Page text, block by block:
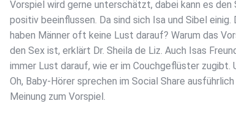
Vorspiel wird gerne unterschätzt, dabei kann es den
positiv beeinflussen. Da sind sich Isa und Sibel einig.
haben Männer oft keine Lust darauf? Warum das
den Sex ist, erklärt Dr. Sheila de Liz. Auch Isas
immer Lust darauf, wie er im Couchgeflüster zugibt.
Oh, Baby-Hörer sprechen im Social Share ausführlich
Meinung zum Vorspiel.